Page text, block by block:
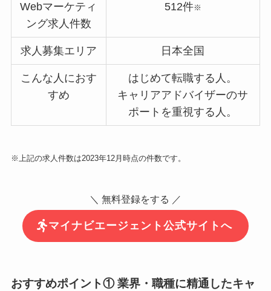
Webマーケティ
ング求人件数
512件※
求人募集エリア 日本全国
こんな人におす
すめ
はじめて転職する人。
キャリアアドバイザーのサ
ポートを重視する人。
※上記の求人件数は2023年12月時点の件数です。
＼ 無料登録をする ／
マイナビエージェント公式サイトへ
おすすめポイント① 業界・職種に精通したキャ